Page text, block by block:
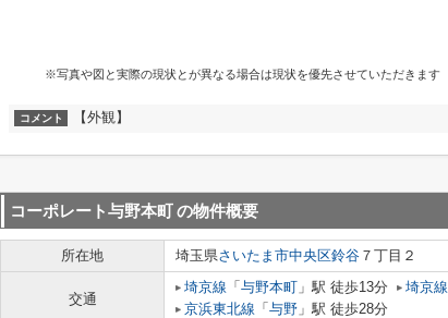
※写真や図と実際の現状とが異なる場合は現状を優先させていただきます
コメント 【外観】
コーポレート与野本町の物件概要
所在地 埼玉県さいたま市中央区鈴谷 ７丁目２
交通
埼京線 「 与野本町 」駅 徒歩13分 埼京線
京浜東北線 「 与野 」駅 徒歩28分